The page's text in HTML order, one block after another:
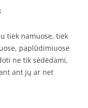
tiek namuose, tiek
paplūdimiuose
ne tik sėdėdami,
ant jų ar net